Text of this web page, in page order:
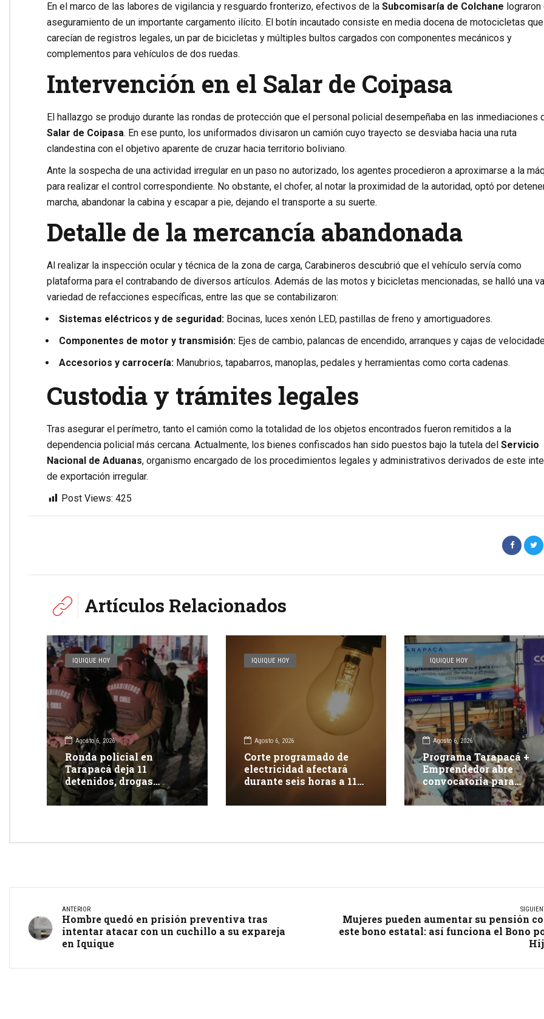
En el marco de las labores de vigilancia y resguardo fronterizo, efectivos de la Subcomisaría de Colchane lograron
aseguramiento de un importante cargamento ilícito. El botín incautado consiste en media docena de motocicletas que
carecían de registros legales, un par de bicicletas y múltiples bultos cargados con componentes mecánicos y
complementos para vehículos de dos ruedas.
Intervención en el Salar de Coipasa
El hallazgo se produjo durante las rondas de protección que el personal policial desempeñaba en las inmediaciones
Salar de Coipasa. En ese punto, los uniformados divisaron un camión cuyo trayecto se desviaba hacia una ruta
clandestina con el objetivo aparente de cruzar hacia territorio boliviano.
Ante la sospecha de una actividad irregular en un paso no autorizado, los agentes procedieron a aproximarse a la
para realizar el control correspondiente. No obstante, el chofer, al notar la proximidad de la autoridad, optó por
marcha, abandonar la cabina y escapar a pie, dejando el transporte a su suerte.
Detalle de la mercancía abandonada
Al realizar la inspección ocular y técnica de la zona de carga, Carabineros descubrió que el vehículo servía como
plataforma para el contrabando de diversos artículos. Además de las motos y bicicletas mencionadas, se halló una
variedad de refacciones específicas, entre las que se contabilizaron:
Sistemas eléctricos y de seguridad: Bocinas, luces xenón LED, pastillas de freno y amortiguadores.
Componentes de motor y transmisión: Ejes de cambio, palancas de encendido, arranques y cajas de
Accesorios y carrocería: Manubrios, tapabarros, manoplas, pedales y herramientas como corta cadenas.
Custodia y trámites legales
Tras asegurar el perímetro, tanto el camión como la totalidad de los objetos encontrados fueron remitidos a la
dependencia policial más cercana. Actualmente, los bienes confiscados han sido puestos bajo la tutela del Servicio
Nacional de Aduanas, organismo encargado de los procedimientos legales y administrativos derivados de este
de exportación irregular.
Post Views: 425
Artículos Relacionados
IQUIQUE HOY
Agosto 6, 2026
Ronda policial en
Tarapacá deja 11
detenidos, drogas
incautadas y más de 350
fiscalizaciones
IQUIQUE HOY
Agosto 6, 2026
Corte programado de
electricidad afectará
durante seis horas a 117
IQUIQUE HOY
Agosto 6, 2026
Programa Tarapacá +
Emprendedor abre
convocatoria para
apoyar 15 proyectos
innovadores
ANTERIOR
Hombre quedó en prisión preventiva tras
intentar atacar con un cuchillo a su expareja
en Iquique
Mujeres pueden aumentar su pensión
este bono estatal: así funciona el Bono